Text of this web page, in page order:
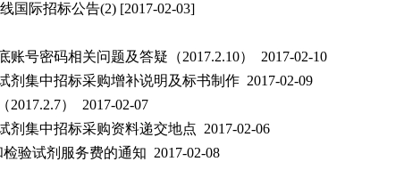
国际招标公告(2) [2017-02-03]
账号密码相关问题及答疑（2017.2.10） 2017-02-10
剂集中招标采购增补说明及标书制作 2017-02-09
2017.2.7） 2017-02-07
剂集中招标采购资料递交地点 2017-02-06
验试剂服务费的通知 2017-02-08